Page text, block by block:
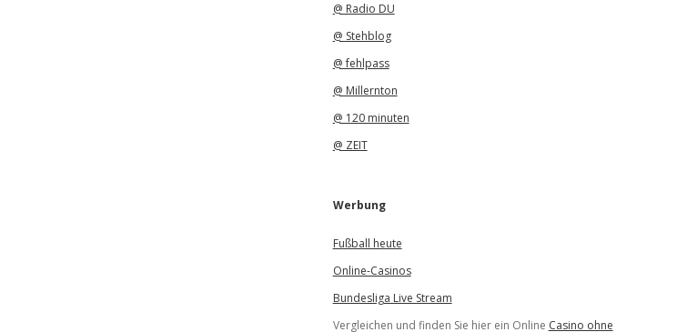
@ Radio DU
@ Stehblog
@ fehlpass
@ Millernton
@ 120 minuten
@ ZEIT
Werbung
Fußball heute
Online-Casinos
Bundesliga Live Stream
Vergleichen und finden Sie hier ein Online Casino ohne